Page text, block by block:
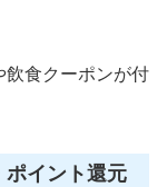
飲食クーポンが付
ポイント還元